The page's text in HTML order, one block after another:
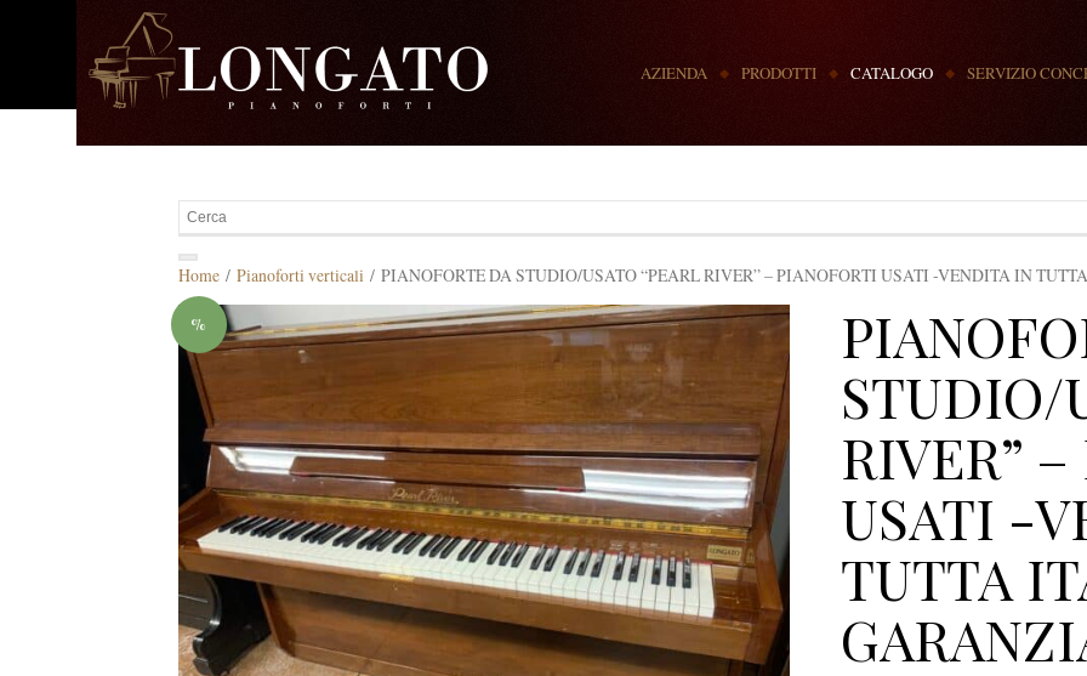
AZIENDA PRODOTTI CATALOGO SERVIZIO
Home / Pianoforti verticali / PIANOFORTE DA STUDIO/USATO “PEARL RIVER” – PIANOFORTI USATI -VENDITA IN
%
STUDIO/
RIVER”
USATI -
TUTTA